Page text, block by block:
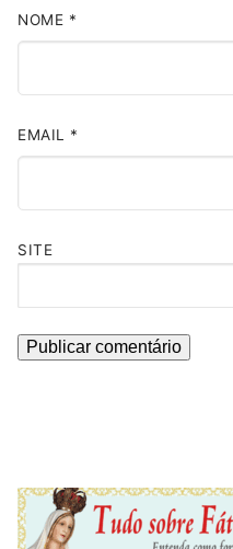
NOME *
EMAIL *
SITE